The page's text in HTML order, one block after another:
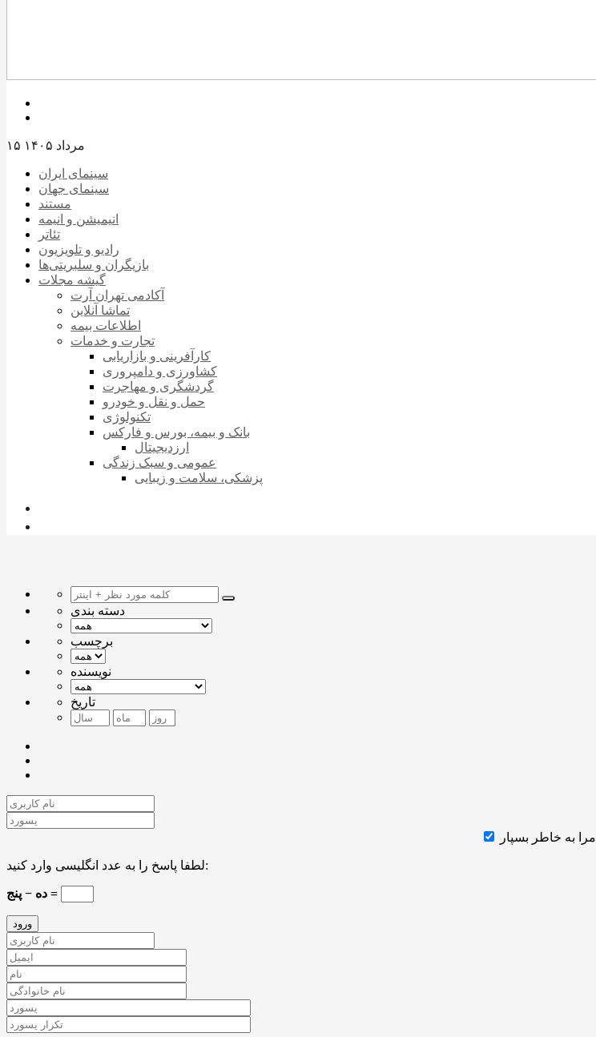
۱۵ مرداد ۱۴۰۵
سینمای ایران
سینمای جهان
مستند
انیمیشن و انیمه
تئاتر
رادیو و تلویزیون
بازیگران و سلبریتی‌ها
گیشه مجلات
آکادمی تهران آرت
تماشا آنلاین
اطلاعات بیمه
تجارت و خدمات
کارآفرینی و بازاریابی
کشاورزی و دامپروری
گردشگری و مهاجرت
حمل و نقل و خودرو
تکنولوژی
بانک و بیمه، بورس و فارکس
ارزدیجیتال
عمومی و سبک زندگی
پزشکی، سلامت و زیبایی
دسته بندی
برچسب
نویسنده
تاریخ
مرا به خاطر بسپار
لطفا پاسخ را به عدد انگلیسی وارد کنید:
ده − پنج =